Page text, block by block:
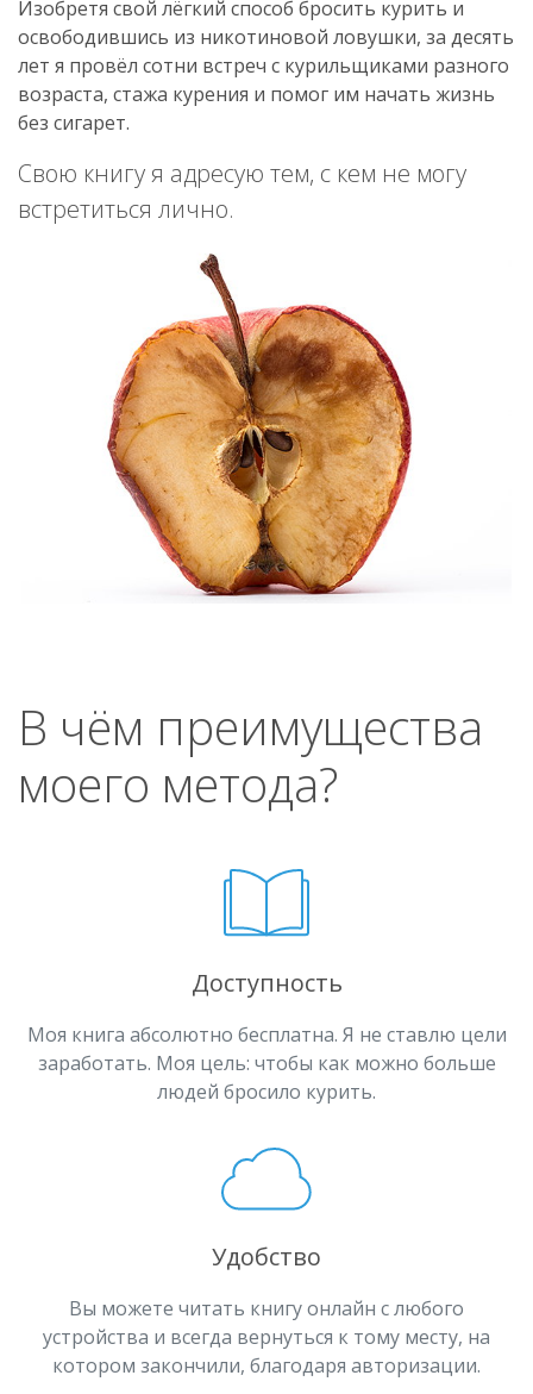
Изобретя свой лёгкий способ бросить курить и
освободившись из никотиновой ловушки, за десять
лет я провёл сотни встреч с курильщиками разного
возраста, стажа курения и помог им начать жизнь
без сигарет.
Свою книгу я адресую тем, с кем не могу
встретиться лично.
В чём преимущества
моего метода?
Доступность
Моя книга абсолютно бесплатна. Я не ставлю цели
заработать. Моя цель: чтобы как можно больше
людей бросило курить.
Удобство
Вы можете читать книгу онлайн с любого
устройства и всегда вернуться к тому месту, на
котором закончили, благодаря авторизации.